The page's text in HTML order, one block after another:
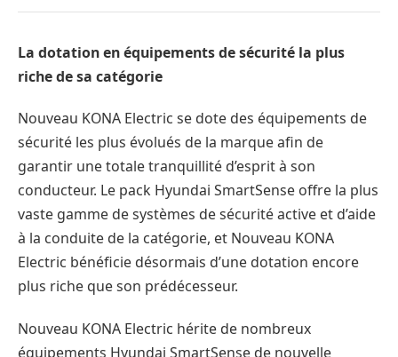
La dotation en équipements de sécurité la plus
riche de sa catégorie
Nouveau KONA Electric se dote des équipements de
sécurité les plus évolués de la marque afin de
garantir une totale tranquillité d’esprit à son
conducteur. Le pack Hyundai SmartSense offre la plus
vaste gamme de systèmes de sécurité active et d’aide
à la conduite de la catégorie, et Nouveau KONA
Electric bénéficie désormais d’une dotation encore
plus riche que son prédécesseur.
Nouveau KONA Electric hérite de nombreux
équipements Hyundai SmartSense de nouvelle